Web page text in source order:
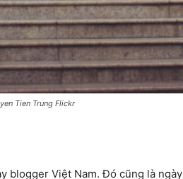
Tien Trung Flickr
blogger Việt Nam. Đó cũng là